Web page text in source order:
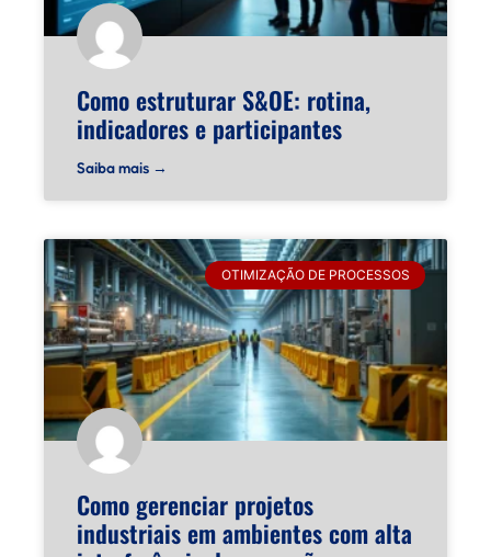
Como estruturar S&OE: rotina,
indicadores e participantes
Saiba mais →
OTIMIZAÇÃO DE PROCESSOS
Como gerenciar projetos
industriais em ambientes com alta